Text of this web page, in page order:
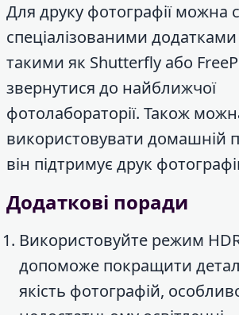
Для друку фотографії можна
спеціалізованими
такими як Shutterfly або
звернутися до найближчої
фотолабораторії. Також
використовувати домашній
він підтримує друк
Додаткові поради
Використовуйте режим
допоможе покращити
якість фотографій,